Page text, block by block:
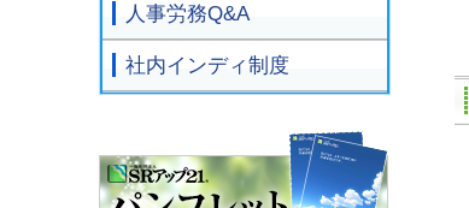
人事労務Q&A
社内インディ制度